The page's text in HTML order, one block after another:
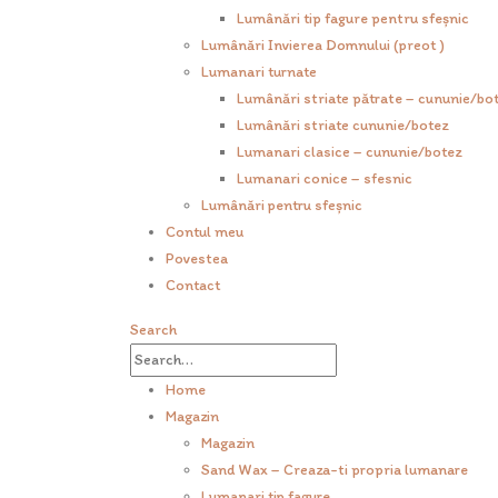
Lumânări tip fagure pentru sfeșnic
Lumânări Invierea Domnului (preot )
Lumanari turnate
Lumânări striate pătrate – cununie/
Lumânări striate cununie/botez
Lumanari clasice – cununie/botez
Lumanari conice – sfesnic
Lumânări pentru sfeșnic
Contul meu
Povestea
Contact
Search
Home
Magazin
Magazin
Sand Wax – Creaza-ti propria lumanare